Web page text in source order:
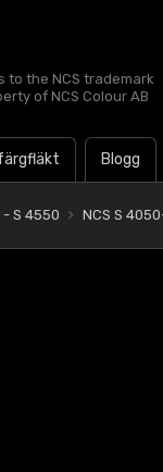
the NCS trademark
of NCS Colour AB
Blogg
- S 4550 NCS S